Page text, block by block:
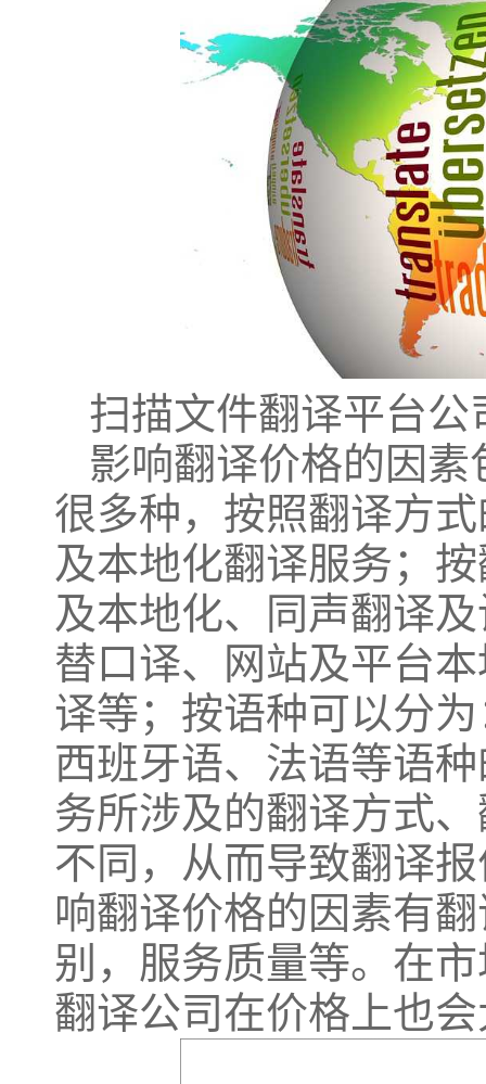
扫描文件翻译平台
影响翻译价格的因
很多种，按照翻译方
及本地化翻译服务；
及本地化、同声翻译
替口译、网站及平台
译等；按语种可以分
西班牙语、法语等语
务所涉及的翻译方式
不同，从而导致翻译
响翻译价格的因素有
别，服务质量等。在
翻译公司在价格上也